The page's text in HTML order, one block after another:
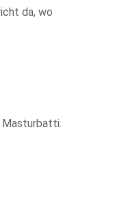
da, wo
Masturbatti.